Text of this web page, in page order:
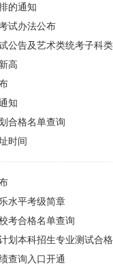
的通知
试办法公布
公告及艺术类统考子科
高
知
合格名单查询
时间
水平考级简章
考合格名单查询
划本科招生专业测试合
查询入口开通